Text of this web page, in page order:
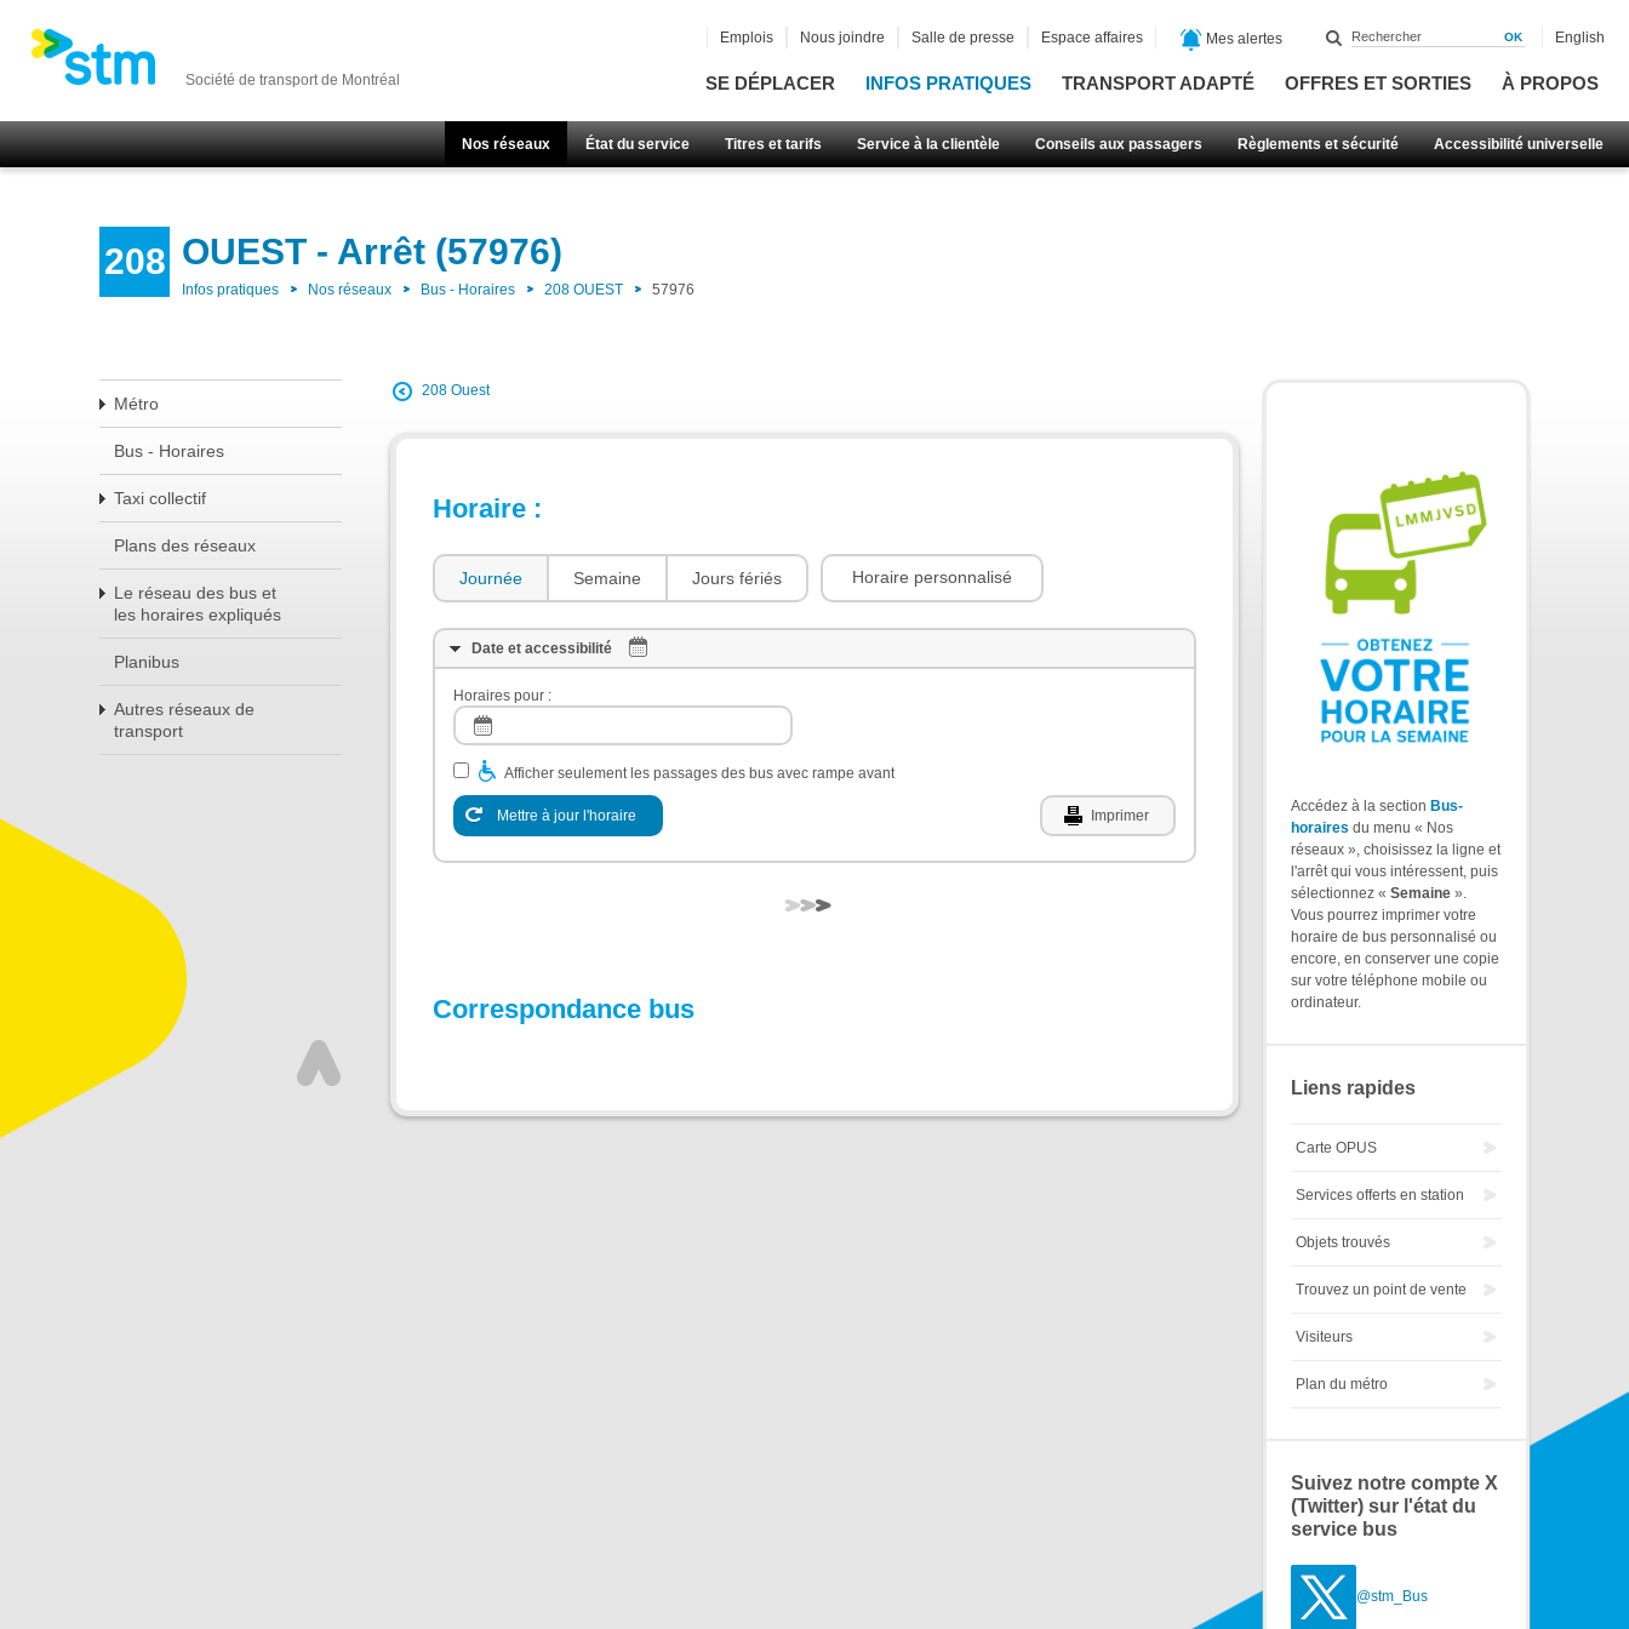
Société de transport de Montréal SE DÉPLACER INFOS PRATIQUES TRANSPORT ADAPTÉ OFFRES ET SORTIES À PROPOS
Nos réseaux État du service Titres et tarifs Service à la clientèle Conseils aux passagers Règlements et sécurité Accessibilité universelle
Emplois Nous joindre Salle de presse Espace affaires Mes alertes English
208 OUEST - Arrêt (57976)
Infos pratiques Nos réseaux Bus - Horaires 208 OUEST 57976
Métro
Bus - Horaires
Taxi collectif
Plans des réseaux
Le réseau des bus et
les horaires expliqués
Planibus
Autres réseaux de
transport
208 Ouest
Horaire :
Journée Semaine Jours fériés Horaire personnalisé
Date et accessibilité
Horaires pour :
Afficher seulement les passages des bus avec rampe avant
Mettre à jour l'horaire Imprimer
Correspondance bus
Accédez à la section Bus-
horaires du menu « Nos
réseaux », choisissez la ligne et
l'arrêt qui vous intéressent, puis
sélectionnez « Semaine ».
Vous pourrez imprimer votre
horaire de bus personnalisé ou
encore, en conserver une copie
sur votre téléphone mobile ou
ordinateur.
Liens rapides
Carte OPUS
Services offerts en station
Objets trouvés
Trouvez un point de vente
Visiteurs
Plan du métro
Suivez notre compte X
(Twitter) sur l'état du
service bus
@stm_Bus